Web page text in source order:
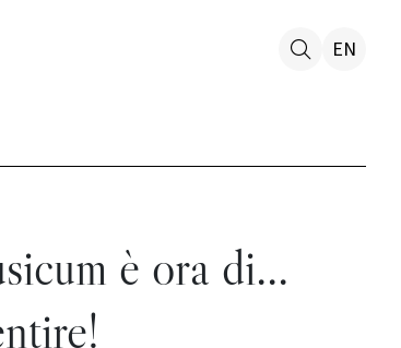
EN
è ora di...